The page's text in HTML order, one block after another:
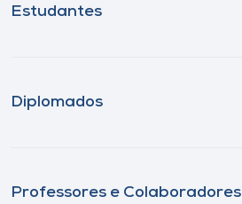
Estudantes
Diplomados
Professores e Colaboradores